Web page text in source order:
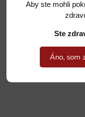
Aby ste mohli
Ste
Áno, som